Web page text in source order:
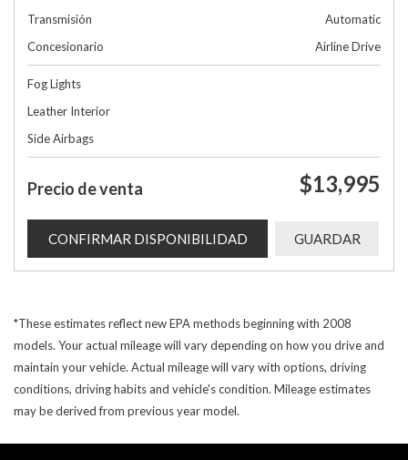
Transmisión
Automatic
Concesionario
Airline Drive
Fog Lights
Leather Interior
Side Airbags
Precio de venta $13,995
CONFIRMAR DISPONIBILIDAD GUARDAR
*These estimates reflect new EPA methods beginning with 2008
models. Your actual mileage will vary depending on how you drive and
maintain your vehicle. Actual mileage will vary with options, driving
conditions, driving habits and vehicle's condition. Mileage estimates
may be derived from previous year model.